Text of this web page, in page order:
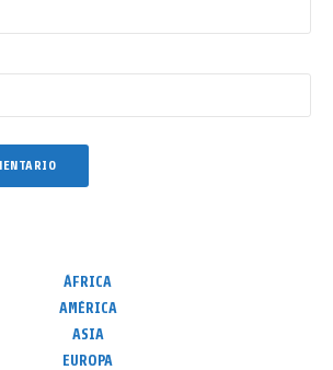
ÁFRICA
AMÉRICA
ASIA
EUROPA